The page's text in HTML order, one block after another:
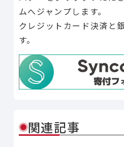
ムへジャンプします。
クレジットカード決済と
す。
関連記事